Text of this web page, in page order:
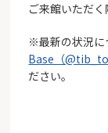
ご来館いただ
※最新の状況に
Base（
ださい。